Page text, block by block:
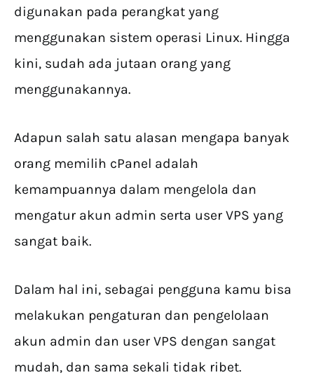
digunakan pada perangkat yang
menggunakan sistem operasi Linux. Hingga
kini, sudah ada jutaan orang yang
menggunakannya.
Adapun salah satu alasan mengapa banyak
orang memilih cPanel adalah
kemampuannya dalam mengelola dan
mengatur akun admin serta user VPS yang
sangat baik.
Dalam hal ini, sebagai pengguna kamu bisa
melakukan pengaturan dan pengelolaan
akun admin dan user VPS dengan sangat
mudah, dan sama sekali tidak ribet.